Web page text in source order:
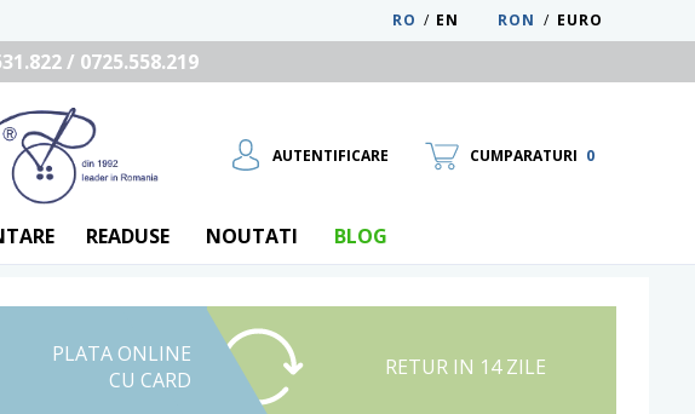
RON / EURO
EN
/
RO
/ 0725.558.219
AUTENTIFICARE
UTILIZATOR NOU
RECUPEREAZA PAROLA
CUMPARATURI 0
READUSE NOUTATI BLOG
PLATA ONLINE
CU CARD
RETUR IN 14 ZILE